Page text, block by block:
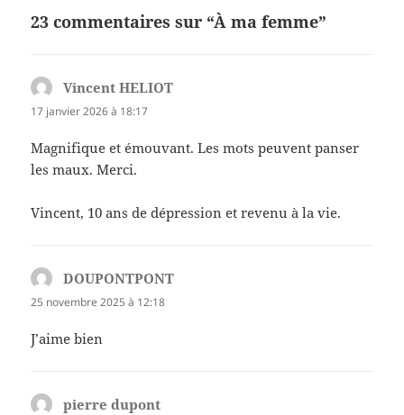
23 commentaires sur “À ma femme”
Vincent HELIOT
17 janvier 2026 à 18:17
Magnifique et émouvant. Les mots peuvent panser
les maux. Merci.
Vincent, 10 ans de dépression et revenu à la vie.
DOUPONTPONT
25 novembre 2025 à 12:18
J’aime bien
pierre dupont